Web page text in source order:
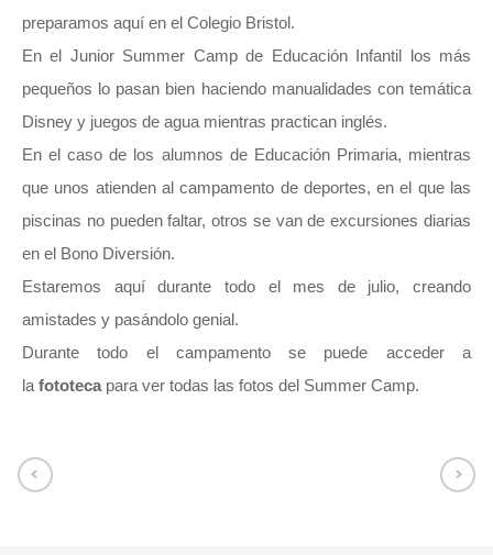
preparamos aquí en el Colegio Bristol.
En el Junior Summer Camp de Educación Infantil los más
pequeños lo pasan bien haciendo manualidades con temática
Disney y juegos de agua mientras practican inglés.
En el caso de los alumnos de Educación Primaria, mientras
que unos atienden al campamento de deportes, en el que las
piscinas no pueden faltar, otros se van de excursiones diarias
en el Bono Diversión.
Estaremos aquí durante todo el mes de julio, creando
amistades y pasándolo genial.
Durante todo el campamento se puede acceder a
la fototeca para ver todas las fotos del Summer Camp.